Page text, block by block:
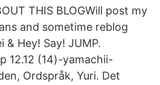
THIS BLOGWill post my
and sometime reblog
& Hey! Say! JUMP.
12.12 (14)-yamachii-
Ordspråk, Yuri. Det